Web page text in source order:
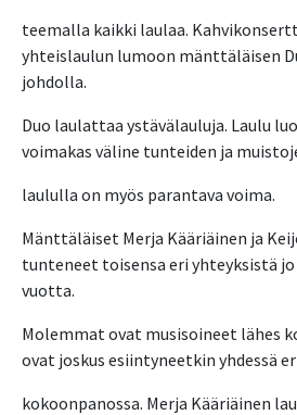
teemalla kaikki laulaa.
yhteislaulun lumoon mänttäläisen
johdolla.
Duo laulattaa ystävälauluja. Laulu
voimakas väline tunteiden ja
laululla on myös parantava voima.
Mänttäläiset Merja Kääriäinen ja
tunteneet toisensa eri yhteyksistä
vuotta.
Molemmat ovat musisoineet lähes
ovat joskus esiintyneetkin yhdessä
kokoonpanossa. Merja Kääriäinen